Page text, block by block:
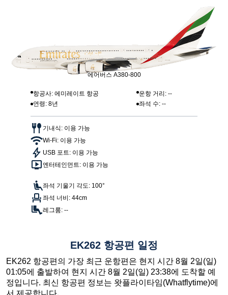
에어버스 A380-800
항공사: 에미레이트 항공
운항 거리: --
연령: 8년
좌석 수: --
기내식: 이용 가능
Wi-Fi: 이용 가능
USB 포트: 이용 가능
엔터테인먼트: 이용 가능
좌석 기울기 각도: 100°
좌석 너비: 44cm
레그룸: --
EK262 항공편 일정
EK262 항공편의 가장 최근 운항편은 현지 시간 8월 2일(일)
01:05에 출발하여 현지 시간 8월 2일(일) 23:38에 도착할 예
정입니다. 최신 항공편 정보는 왓플라이타임(Whatflytime)에
서 제공합니다.